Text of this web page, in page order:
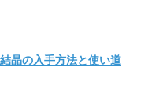
晶の入手方法と使い道